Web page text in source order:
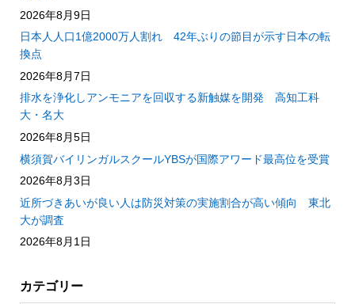
2026年8月9日
日本人人口1億2000万人割れ 42年ぶりの節目が示す日本の転
換点
2026年8月7日
排水を浄化しアンモニアを回収する新触媒を開発 高知工科
大・名大
2026年8月5日
横須賀バイリンガルスクールYBSが国際アワード最高位を受賞
2026年8月3日
近所づきあいが良い人は防災対策の実施割合が高い傾向 東北
大が調査
2026年8月1日
カテゴリー